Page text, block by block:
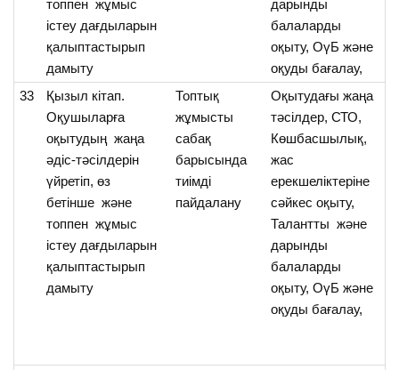
топпен жұмыс
істеу дағдыларын
қалыптастырып
дамыту
дарынды
балаларды
оқыту, ОүБ және
оқуды бағалау,
33
Қызыл кітап.
Оқушыларға
оқытудың жаңа
әдіс-тәсілдерін
үйретіп, өз
бетінше және
топпен жұмыс
істеу дағдыларын
қалыптастырып
дамыту
Топтық
жұмысты
сабақ
барысында
тиімді
пайдалану
Оқытудағы жаңа
тәсілдер, СТО,
Көшбасшылық,
жас
ерекшеліктеріне
сәйкес оқыту,
Талантты және
дарынды
балаларды
оқыту, ОүБ және
оқуды бағалау,